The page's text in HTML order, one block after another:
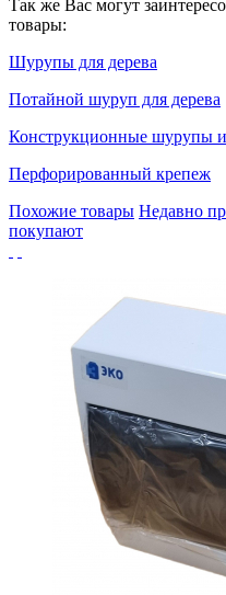
Так же Вас могут
товары:
Шурупы для дерева
Потайной шуруп для дерева
Конструкционные шурупы
Перфорированный крепеж
Похожие товары Недавно
покупают